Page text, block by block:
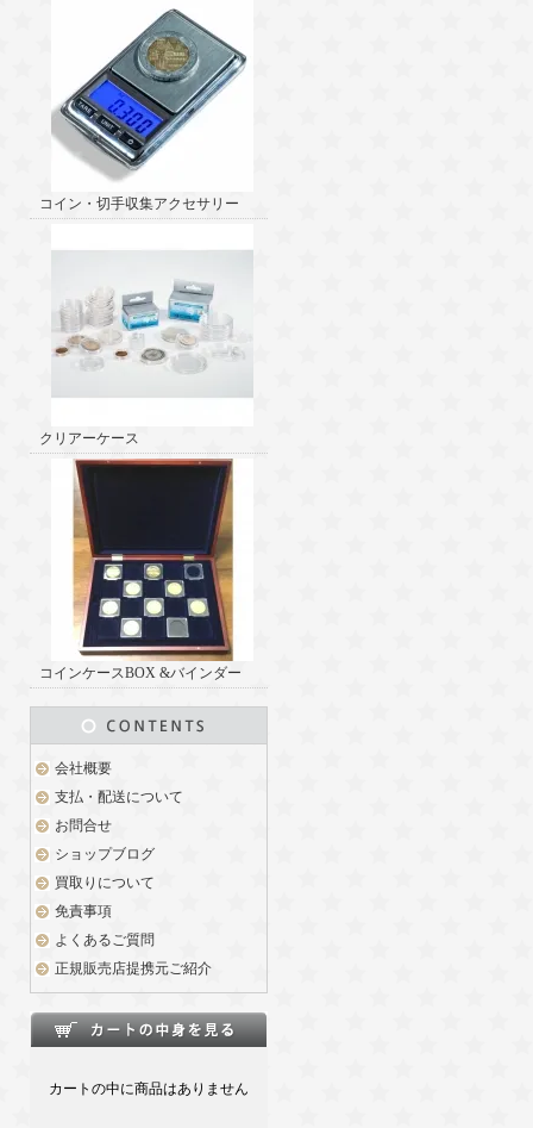
コイン・切手収集アクセサリー
クリアーケース
コインケースBOX &バインダー
会社概要
支払・配送について
お問合せ
ショップブログ
買取りについて
免責事項
よくあるご質問
正規販売店提携元ご紹介
カートの中に商品はありません